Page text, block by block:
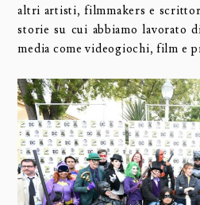
altri artisti, filmmakers e
storie su cui abbiamo lavorato
media come videogiochi, film e